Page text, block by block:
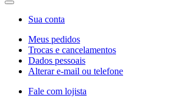
Sua conta
Meus pedidos
Trocas e cancelamentos
Dados pessoais
Alterar e-mail ou telefone
Fale com lojista